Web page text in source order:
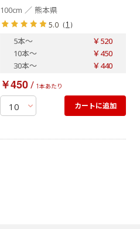
100cm ／ 熊本県
5.0 （1 ）
5本～
￥520
10本～
￥450
30本～ ￥440
￥450/ 1本あたり
カートに追加